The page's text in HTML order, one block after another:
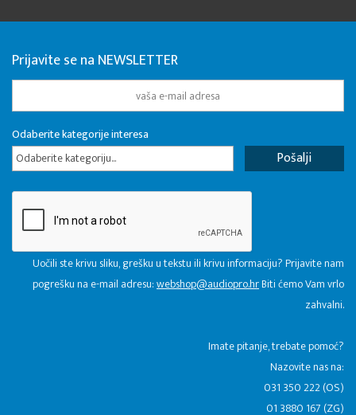
Prijavite se na NEWSLETTER
Odaberite kategorije interesa
Odaberite kategoriju...
Uočili ste krivu sliku, grešku u tekstu ili krivu informaciju? Prijavite nam
pogrešku na e-mail adresu:webshop@audiopro.hrBiti ćemo Vam vrlo
zahvalni.
​Imate pitanje, trebate pomoć?
Nazovite nas na:
031 350 222 (OS)
01 3880 167 (ZG)